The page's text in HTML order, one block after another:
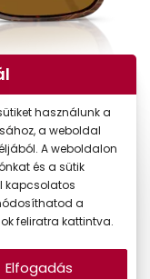
használunk a
a weboldal
A weboldalon
és a sütik
kapcsolatos
a
feliratra kattintva.
Elfogadás